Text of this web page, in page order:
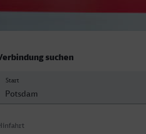
suchen
Start